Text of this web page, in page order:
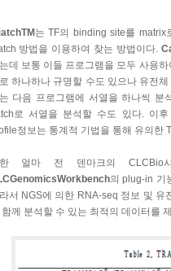
는 TF의 binding site를 matrix
방법을 이용하여 찾는 방법이다.
데 보통 이들 프로그램을 모두 사용
하나하나 규명할 수도 있으나 유전
다음 프로그램에 서열을 하나씩 분
로 서열을 분석할 수도 있다. 이
정보는 통계적 기법을 통해 유의한
한 얼마 전 덴마크의 CLCBio
의 plug-in 기
서 NGS에 의한 RNA-seq 정보 및
함께 분석할 수 있는 최적의 데이터를